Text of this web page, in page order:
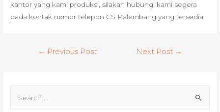
kantor yang kami produksi, silakan hubungi kami segera
pada kontak nomor telepon CS Palembang yang tersedia.
← Previous Post Next Post →